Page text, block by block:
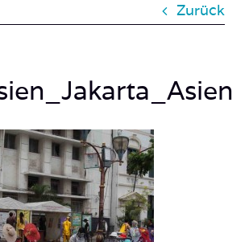
Zurück